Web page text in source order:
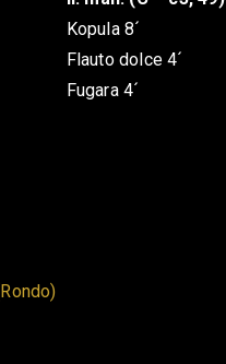
Kopula 8´
Flauto dolce 4´
Fugara 4´